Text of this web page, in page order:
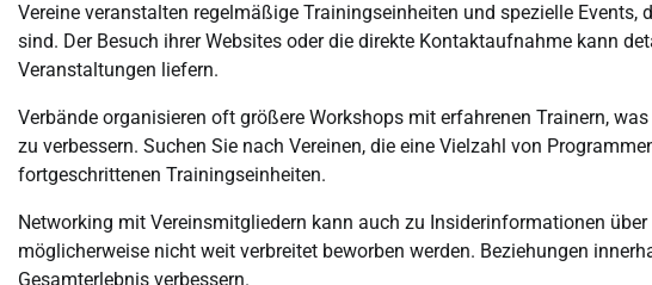
Vereine veranstalten regelmäßige Trainingseinheiten und spezielle
sind. Der Besuch ihrer Websites oder die direkte Kontaktaufnahme kann
Veranstaltungen liefern.
Verbände organisieren oft größere Workshops mit erfahrenen Trainern,
zu verbessern. Suchen Sie nach Vereinen, die eine Vielzahl von
fortgeschrittenen Trainingseinheiten.
Networking mit Vereinsmitgliedern kann auch zu Insiderinformationen
möglicherweise nicht weit verbreitet beworben werden. Beziehungen
Gesamterlebnis verbessern.